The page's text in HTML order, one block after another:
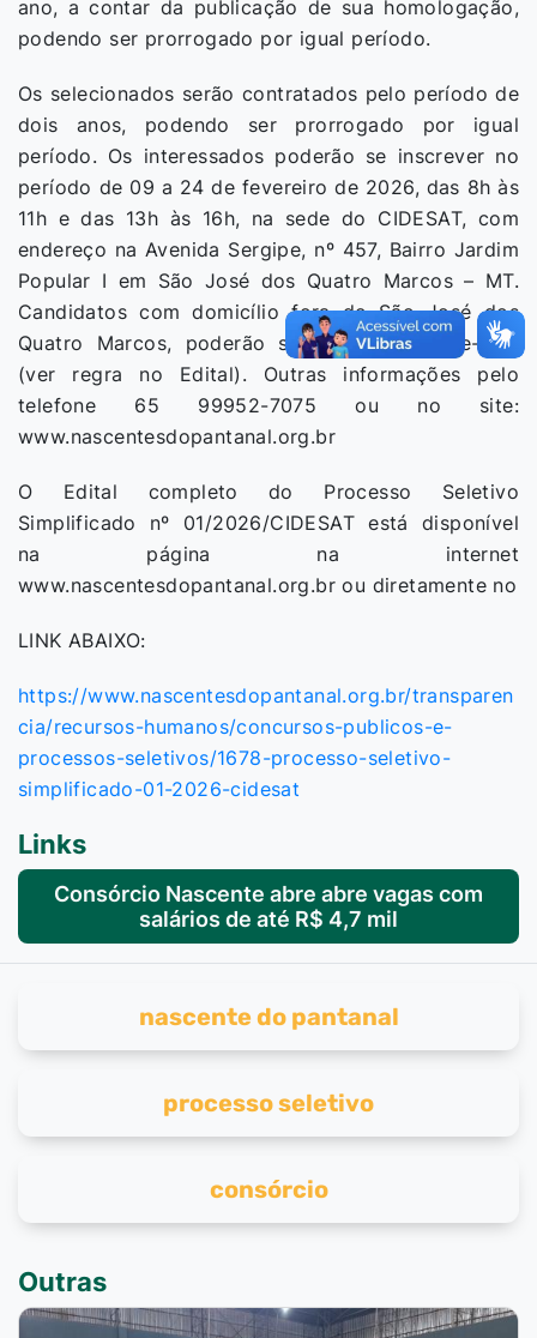
ano, a contar da publicação de sua homologação,
podendo ser prorrogado por igual período.
Os selecionados serão contratados pelo período de
dois anos, podendo ser prorrogado por igual
período. Os interessados poderão se inscrever no
período de 09 a 24 de fevereiro de 2026, das 8h às
11h e das 13h às 16h, na sede do CIDESAT, com
endereço na Avenida Sergipe, nº 457, Bairro Jardim
Popular I em São José dos Quatro Marcos – MT.
Candidatos com domicílio fora de São José dos
Quatro Marcos, poderão se inscrever por e-mail
(ver regra no Edital). Outras informações pelo
telefone 65 99952-7075 ou no site:
www.nascentesdopantanal.org.br
O Edital completo do Processo Seletivo
Simplificado nº 01/2026/CIDESAT está disponível
na página na internet
www.nascentesdopantanal.org.br ou diretamente no
LINK ABAIXO:
https://www.nascentesdopantanal.org.br/transparen
cia/recursos-humanos/concursos-publicos-e-
processos-seletivos/1678-processo-seletivo-
simplificado-01-2026-cidesat
Links
Consórcio Nascente abre abre vagas com
salários de até R$ 4,7 mil
nascente do pantanal
processo seletivo
consórcio
Outras